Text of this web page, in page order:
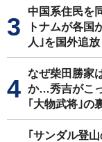
中国系住民を
トナムが各国
人｣を国外追
なぜ柴田勝家
か…秀吉がこ
｢大物武将｣の
｢サンダル登